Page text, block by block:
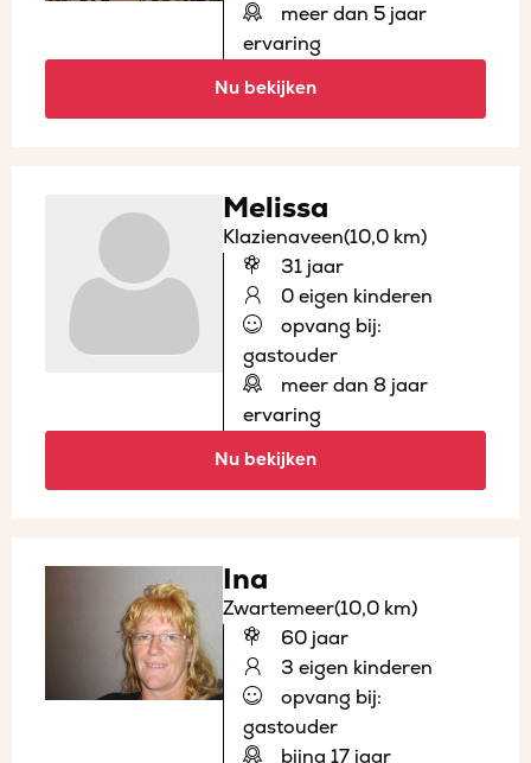
meer dan 5 jaar
ervaring
Nu bekijken
Melissa
Klazienaveen(10,0 km)
31 jaar
0 eigen kinderen
opvang bij:
gastouder
meer dan 8 jaar
ervaring
Nu bekijken
Ina
Zwartemeer(10,0 km)
60 jaar
3 eigen kinderen
opvang bij:
gastouder
bijna 17 jaar